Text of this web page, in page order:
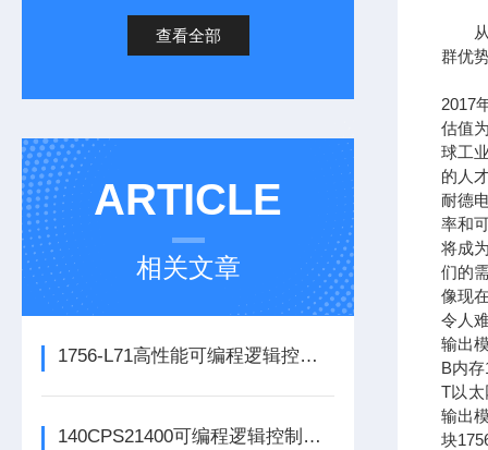
查看全部
ARTICLE
相关文章
1756-L71高性能可编程逻辑控制器的常见维护保养方法分享
140CPS21400可编程逻辑控制器的常见问题解决方法分享
从长
群优
2017
估值
球工
的人
耐德
率和
将成
们的
像现
令人
输出
B内
T以太
输出
块